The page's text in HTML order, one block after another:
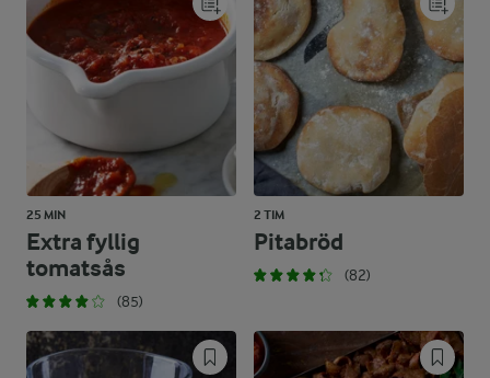
25 MIN
Extra fyllig
tomatsås
(85)
2 TIM
Pitabröd
(82)